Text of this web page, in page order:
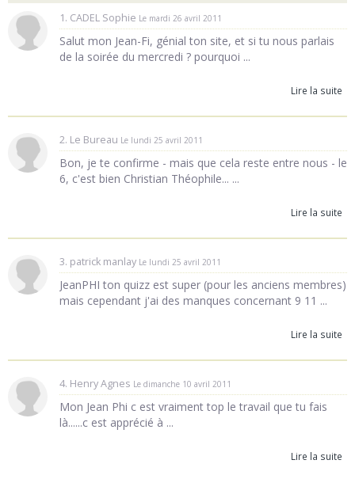
1. CADEL Sophie Le mardi 26 avril 2011
Salut mon Jean-Fi, génial ton site, et si tu nous parlais
de la soirée du mercredi ? pourquoi ...
Lire la suite
2. Le Bureau Le lundi 25 avril 2011
Bon, je te confirme - mais que cela reste entre nous - le
6, c'est bien Christian Théophile... ...
Lire la suite
3. patrick manlay Le lundi 25 avril 2011
JeanPHI ton quizz est super (pour les anciens membres)
mais cependant j'ai des manques concernant 9 11 ...
Lire la suite
4. Henry Agnes Le dimanche 10 avril 2011
Mon Jean Phi c est vraiment top le travail que tu fais
là......c est apprécié à ...
Lire la suite